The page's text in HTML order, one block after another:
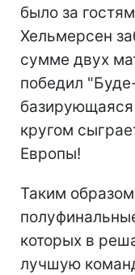
было за
Хельмерсен
сумме двух
победил
кругом
Европы!
Таким
которых в
лучшую